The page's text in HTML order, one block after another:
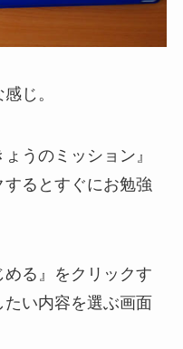
じ。
うのミッション』
るとすぐにお勉強
る』をクリックす
い内容を選ぶ画面